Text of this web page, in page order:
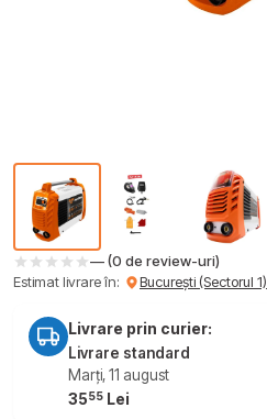
— (0 de review-uri)
Estimat livrare în:
București (Sectorul 1)
Livrare prin curier:
Livrare standard
Marți, 11 august
3555 Lei